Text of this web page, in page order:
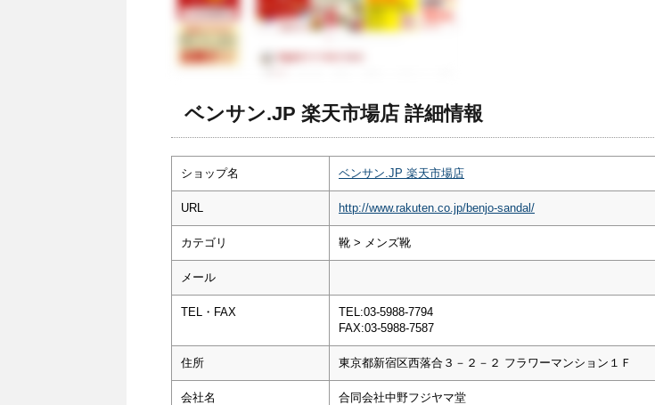
ベンサン.JP 楽天市場店 詳細情報
ショップ名 ベンサン.JP 楽天市場店
URL http://www.rakuten.co.jp/benjo-sandal/
カテゴリ 靴 > メンズ靴
メール
TEL・FAX
TEL:03-5988-7794
FAX:03-5988-7587
住所 東京都新宿区西落合３－２－２ フラワーマンション１Ｆ
会社名 合同会社中野フジヤマ堂